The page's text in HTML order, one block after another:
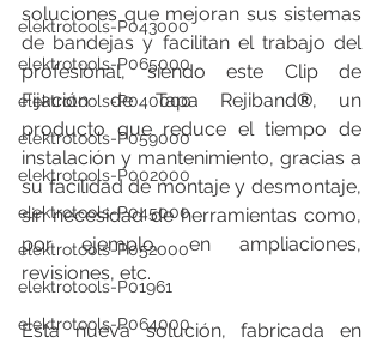
elektrotools-P043000
elektrotools-P065000
elektrotools-P040000
elektrotools-P059000
elektrotools-P002000
elektrotools-P045000
elektrotools-P052000
elektrotools-P01961
elektrotools-P064000
soluciones que mejoran sus sistemas
de bandejas y facilitan el trabajo del
profesional, siendo este Clip de
Fijación de Tapa Rejiband®, un
producto que reduce el tiempo de
instalación y mantenimiento, gracias a
su facilidad de montaje y desmontaje,
sin necesidad de herramientas como,
por ejemplo, en ampliaciones,
revisiones, etc.
Esta nueva solución, fabricada en